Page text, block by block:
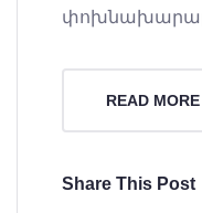
READ MORE
Share This Post